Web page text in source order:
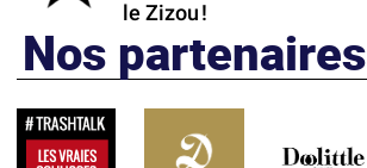
le Zizou !
Nos partenaires